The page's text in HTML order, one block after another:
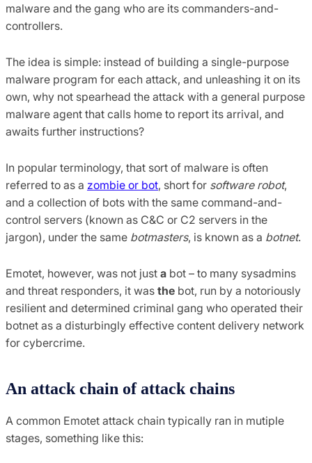
malware and the gang who are its commanders-and-
controllers.
The idea is simple: instead of building a single-purpose
malware program for each attack, and unleashing it on its
own, why not spearhead the attack with a general purpose
malware agent that calls home to report its arrival, and
awaits further instructions?
In popular terminology, that sort of malware is often
referred to as a zombie or bot, short for software robot,
and a collection of bots with the same command-and-
control servers (known as C&C or C2 servers in the
jargon), under the same botmasters, is known as a botnet.
Emotet, however, was not just a bot – to many sysadmins
and threat responders, it was the bot, run by a notoriously
resilient and determined criminal gang who operated their
botnet as a disturbingly effective content delivery network
for cybercrime.
An attack chain of attack chains
A common Emotet attack chain typically ran in mutiple
stages, something like this: